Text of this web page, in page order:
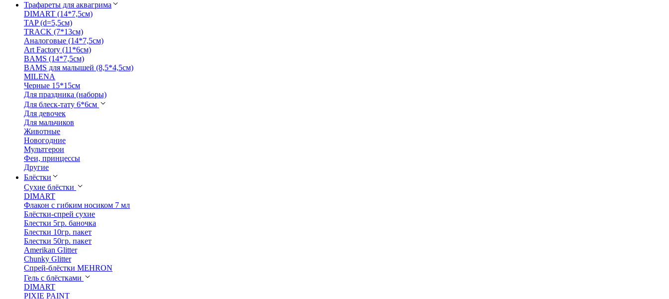
Трафареты для аквагрима
DIMART (14*7,5см)
TAP (d=5,5см)
TRACK (7*13см)
Аналоговые (14*7,5см)
Art Factory (11*6см)
BAMS (14*7,5см)
BAMS для малышей (8,5*4,5см)
MILENA
Черные 15*15см
Для праздника (наборы)
Для блеск-тату 6*6см
Для девочек
Для мальчиков
Животные
Новогодние
Мультгерои
Феи, принцессы
Другие
Блёстки
Сухие блёстки
DIMART
Флакон с гибким носиком 7 мл
Блёстки-спрей сухие
Блестки 5гр. баночка
Блестки 10гр. пакет
Блестки 50гр. пакет
Amerikan Glitter
Chunky Glitter
Спрей-блёстки MEHRON
Гель с блёстками
DIMART
PIXIE PAINT